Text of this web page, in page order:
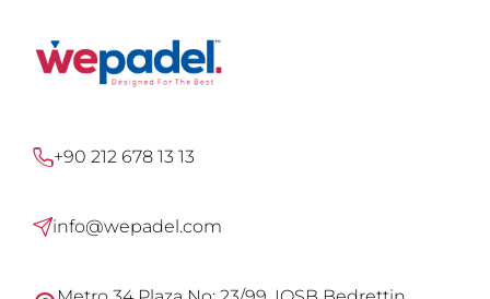
+90 212 678 13 13
info@wepadel.com